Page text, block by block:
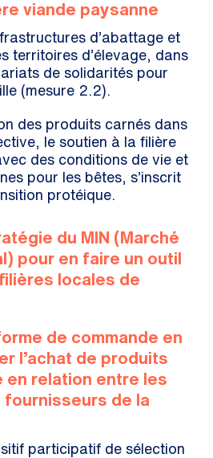
viande paysanne
d’abattage et
territoires d’élevage, dans
de solidarités pour
(mesure 2.2).
des produits carnés dans
le soutien à la filière
des conditions de vie et
pour les bêtes, s’inscrit
protéique.
du MIN (Marché
pour en faire un outil
locales de
de commande en
l’achat de produits
en relation entre les
de la
participatif de sélection